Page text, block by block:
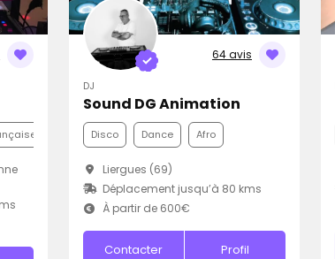
64 avis
DJ
Sound DG Animation
Disco Dance Afro
Liergues (69)
Déplacement jusqu’à 80 kms
À partir de 600€
Contacter Profil